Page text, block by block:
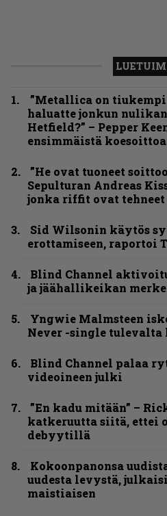
”Metallica on
haluatte jonkun
Hetfield?” – Pepper
ensimmäistä
”He ovat tuoneet
Sepulturan Andreas
jonka riffit ovat
Sid Wilsonin käytös
erottamiseen, raportoi
Blind Channel
ja jäähallikeikan
Yngwie Malmsteen
Never -single
Blind Channel palaa
videoineen julki
”En kadu mitään” –
katkeruutta siitä, ettei
debyytillä
Kokoonpanonsa
uudesta levystä,
maistiaisen